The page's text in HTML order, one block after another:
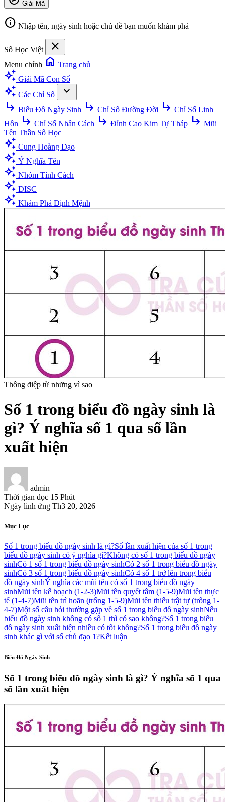
Giải Mã
info Nhập tên, ngày sinh hoặc chủ đề bạn muốn khám phá
Số Học Việt close
Menu chính home Trang chủ
auto_awesome Giải Mã Con Số
auto_awesome Các Chỉ Số
expand_more
subdirectory_arrow_right Biểu Đồ Ngày Sinh subdirectory_arrow_right Chỉ Số Đường Đời subdirectory_arrow_right Chỉ Số Linh
Hồn subdirectory_arrow_right Chỉ Số Nhân Cách subdirectory_arrow_right Đỉnh Cao Kim Tự Tháp subdirectory_arrow_right Mũi
Tên Thần Số Học
auto_awesome Cung Hoàng Đạo
auto_awesome Ý Nghĩa Tên
auto_awesome Nhóm Tính Cách
auto_awesome DISC
auto_awesome Khám Phá Định Mệnh
Thông điệp từ những vì sao
Số 1 trong biểu đồ ngày sinh là
gì? Ý nghĩa số 1 qua số lần
xuất hiện
admin
Thời gian đọc 15 Phút
Ngày linh ứng Th3 20, 2026
Mục Lục
Số 1 trong biểu đồ ngày sinh là gì?Số lần xuất hiện của số 1 trong
biểu đồ ngày sinh có ý nghĩa gì?Không có số 1 trong biểu đồ ngày
sinhCó 1 số 1 trong biểu đồ ngày sinhCó 2 số 1 trong biểu đồ ngày
sinhCó 3 số 1 trong biểu đồ ngày sinhCó 4 số 1 trở lên trong biểu
đồ ngày sinhÝ nghĩa các mũi tên có số 1 trong biểu đồ ngày
sinhMũi tên kế hoạch (1-2-3)Mũi tên quyết tâm (1-5-9)Mũi tên thực
tế (1-4-7)Mũi tên trì hoãn (trống 1-5-9)Mũi tên thiếu trật tự (trống 1-
4-7)Một số câu hỏi thường gặp về số 1 trong biểu đồ ngày sinhNếu
biểu đồ ngày sinh không có số 1 thì có sao không?Số 1 trong biểu
đồ ngày sinh xuất hiện nhiều có tốt không?Số 1 trong biểu đồ ngày
sinh khác gì với số chủ đạo 1?Kết luận
Biểu Đồ Ngày Sinh
Số 1 trong biểu đồ ngày sinh là gì? Ý nghĩa số 1 qua
số lần xuất hiện